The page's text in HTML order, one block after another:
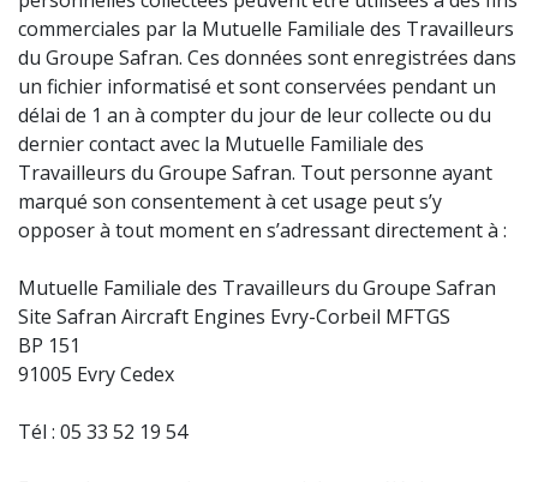
commerciales par la Mutuelle Familiale des Travailleurs
du Groupe Safran. Ces données sont enregistrées dans
un fichier informatisé et sont conservées pendant un
délai de 1 an à compter du jour de leur collecte ou du
dernier contact avec la Mutuelle Familiale des
Travailleurs du Groupe Safran. Tout personne ayant
marqué son consentement à cet usage peut s’y
opposer à tout moment en s’adressant directement à :
Mutuelle Familiale des Travailleurs du Groupe Safran
Site Safran Aircraft Engines Evry-Corbeil MFTGS
BP 151
91005 Evry Cedex
Tél : 05 33 52 19 54